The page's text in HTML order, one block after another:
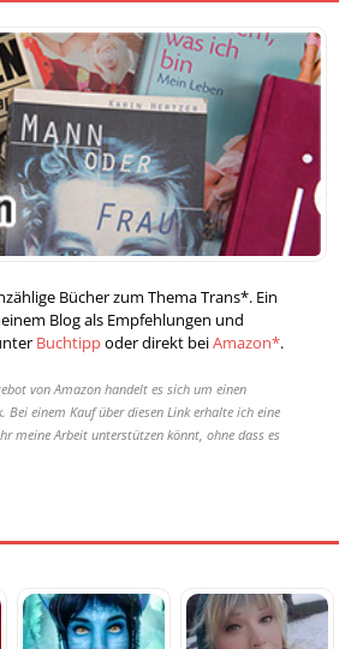
Bücher zum Thema Trans*. Ein
Blog als Empfehlungen und
Buchtippoder direkt beiAmazon*.
von Amazon handelt es sich um einen
Bei einem Kauf über diesen Link erhalte ich eine
meine Arbeit unterstützen könnt, ohne dass es